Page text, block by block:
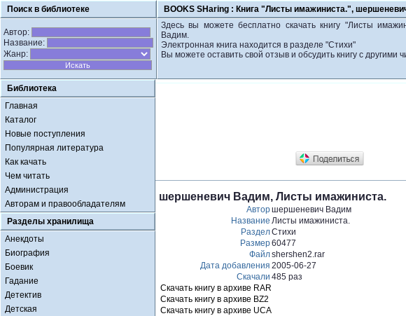
Поиск в библиотеке BOOKS SHaring : Книга "Листы имажиниста.",
Автор:
Название:
Жанр:
Здесь вы можете бесплатно скачать книгу "Листы
Вадим.
Электронная книга находится в разделе "Стихи"
Вы можете оставить свой отзыв и обсудить книгу с другими
Библиотека
Главная
Каталог
Новые поступления
Популярная литература
Как качать
Чем читать
Администрация
Авторам и правообладателям
Разделы хранилища
Анекдоты
Биография
Боевик
Гадание
Детектив
Детская
шершеневич Вадим, Листы имажиниста.
Авторшершеневич Вадим
Название Листы имажиниста.
РазделСтихи
Размер60477
Файлshershen2.rar
Дата добавления 2005-06-27
Скачали 485 раз
Скачать книгу в архиве RAR
Скачать книгу в архиве BZ2
Скачать книгу в архиве UCA